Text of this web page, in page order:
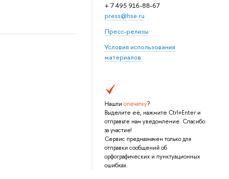
+ 7 495 916-88-67
press@hse.ru
Пресс-релизы
Условия использования
материалов
Нашли опечатку?
Выделите её, нажмите Ctrl+Enter и
отправьте нам уведомление. Спасибо
за участие!
Сервис предназначен только для
отправки сообщений об
орфографических и пунктуационных
ошибках.